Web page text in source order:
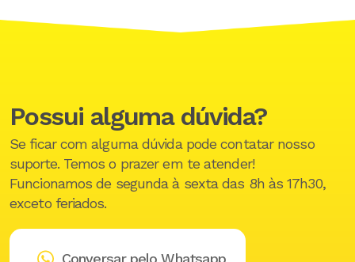
Possui alguma dúvida?
Se ficar com alguma dúvida pode contatar nosso
suporte. Temos o prazer em te atender!
Funcionamos de segunda à sexta das 8h às 17h30,
exceto feriados.
Conversar pelo Whatsapp